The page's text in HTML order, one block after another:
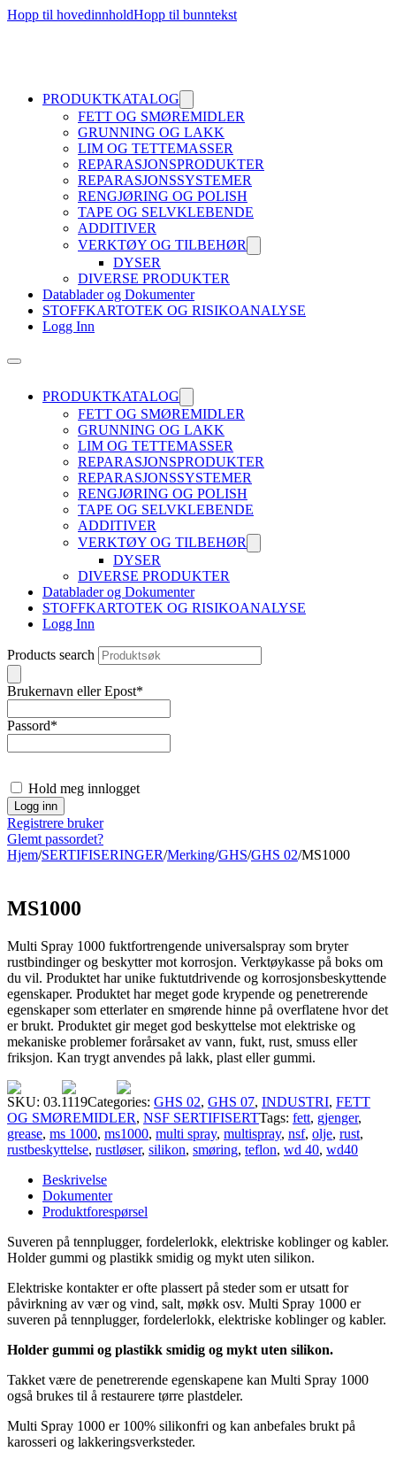
Hopp til hovedinnholdHopp til bunntekst
PRODUKTKATALOG
FETT OG SMØREMIDLER
GRUNNING OG LAKK
LIM OG TETTEMASSER
REPARASJONSPRODUKTER
REPARASJONSSYSTEMER
RENGJØRING OG POLISH
TAPE OG SELVKLEBENDE
ADDITIVER
VERKTØY OG TILBEHØR
DYSER
DIVERSE PRODUKTER
Datablader og Dokumenter
STOFFKARTOTEK OG RISIKOANALYSE
Logg Inn
PRODUKTKATALOG
FETT OG SMØREMIDLER
GRUNNING OG LAKK
LIM OG TETTEMASSER
REPARASJONSPRODUKTER
REPARASJONSSYSTEMER
RENGJØRING OG POLISH
TAPE OG SELVKLEBENDE
ADDITIVER
VERKTØY OG TILBEHØR
DYSER
DIVERSE PRODUKTER
Datablader og Dokumenter
STOFFKARTOTEK OG RISIKOANALYSE
Logg Inn
Products search
Brukernavn eller Epost*
Passord*
Hold meg innlogget
Registrere bruker
Glemt passordet?
Hjem/SERTIFISERINGER/Merking/GHS/GHS 02/MS1000
MS1000
Multi Spray 1000 fuktfortrengende universalspray som bryter
rustbindinger og beskytter mot korrosjon. Verktøykasse på boks om
du vil. Produktet har unike fuktutdrivende og korrosjonsbeskyttende
egenskaper. Produktet har meget gode krypende og penetrerende
egenskaper som etterlater en smørende hinne på overflatene hvor det
er brukt. Produktet gir meget god beskyttelse mot elektriske og
mekaniske problemer forårsaket av vann, fukt, rust, smuss eller
friksjon. Kan trygt anvendes på lakk, plast eller gummi.
SKU: 03.1119Categories: GHS 02, GHS 07, INDUSTRI, FETT
OG SMØREMIDLER, NSF SERTIFISERTTags: fett, gjenger,
grease, ms 1000, ms1000, multi spray, multispray, nsf, olje, rust,
rustbeskyttelse, rustløser, silikon, smøring, teflon, wd 40, wd40
Beskrivelse
Dokumenter
Produktforespørsel
Suveren på tennplugger, fordelerlokk, elektriske koblinger og kabler.
Holder gummi og plastikk smidig og mykt uten silikon.
Elektriske kontakter er ofte plassert på steder som er utsatt for
påvirkning av vær og vind, salt, møkk osv. Multi Spray 1000 er
suveren på tennplugger, fordelerlokk, elektriske koblinger og kabler.
Holder gummi og plastikk smidig og mykt uten silikon.
Takket være de penetrerende egenskapene kan Multi Spray 1000
også brukes til å restaurere tørre plastdeler.
Multi Spray 1000 er 100% silikonfri og kan anbefales brukt på
karosseri og lakkeringsverksteder.